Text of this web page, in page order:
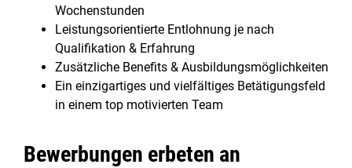
Wochenstunden
Leistungsorientierte Entlohnung je nach
Qualifikation & Erfahrung
Zusätzliche Benefits & Ausbildungsmöglichkeiten
Ein einzigartiges und vielfältiges Betätigungsfeld
in einem top motivierten Team
Bewerbungen erbeten an